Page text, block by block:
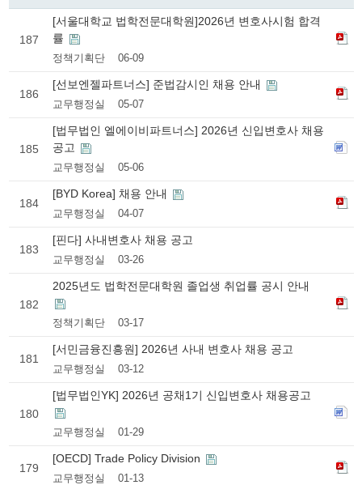
187
[서울대학교 법학전문대학원]2026년 변호사시험 합격
률
정책기획단 06-09
186
[선보엔젤파트너스] 준법감시인 채용 안내
교무행정실 05-07
185
[법무법인 엘에이비파트너스] 2026년 신입변호사 채용
공고
교무행정실 05-06
184
[BYD Korea] 채용 안내
교무행정실 04-07
183
[핀다] 사내변호사 채용 공고
교무행정실 03-26
182
2025년도 법학전문대학원 졸업생 취업률 공시 안내
정책기획단 03-17
181
[서민금융진흥원] 2026년 사내 변호사 채용 공고
교무행정실 03-12
180
[법무법인YK] 2026년 공채1기 신입변호사 채용공고
교무행정실 01-29
179
[OECD] Trade Policy Division
교무행정실 01-13